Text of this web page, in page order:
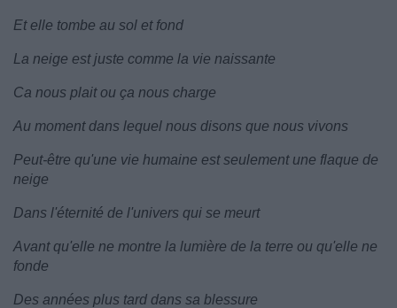
Et elle tombe au sol et fond
La neige est juste comme la vie naissante
Ca nous plait ou ça nous charge
Au moment dans lequel nous disons que nous vivons
Peut-être qu'une vie humaine est seulement une flaque de
neige
Dans l'éternité de l'univers qui se meurt
Avant qu'elle ne montre la lumière de la terre ou qu'elle ne
fonde
Des années plus tard dans sa blessure